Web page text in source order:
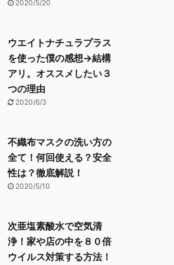
2020/5/20
ウエイトナチュラプラス
を使った僕の感想→結構
アリ。オススメしたい３
つの理由
2020/6/3
不織布マスクの洗い方の
全て！何回使える？安全
性は？徹底解説！
2020/5/10
次亜塩素酸水で空気清
浄！家や店の中を８０倍
ウイルス対策する方法！